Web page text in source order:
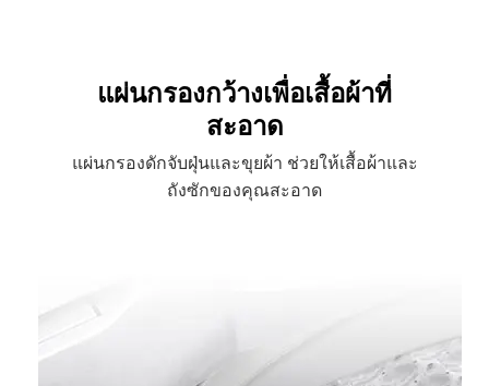
แผ่นกรองกว้างเพื่อเสื้อผ้าที่
สะอาด
แผ่นกรองดักจับฝุ่นและขุยผ้า ช่วยให้เสื้อผ้าและ
ถังซักของคุณสะอาด